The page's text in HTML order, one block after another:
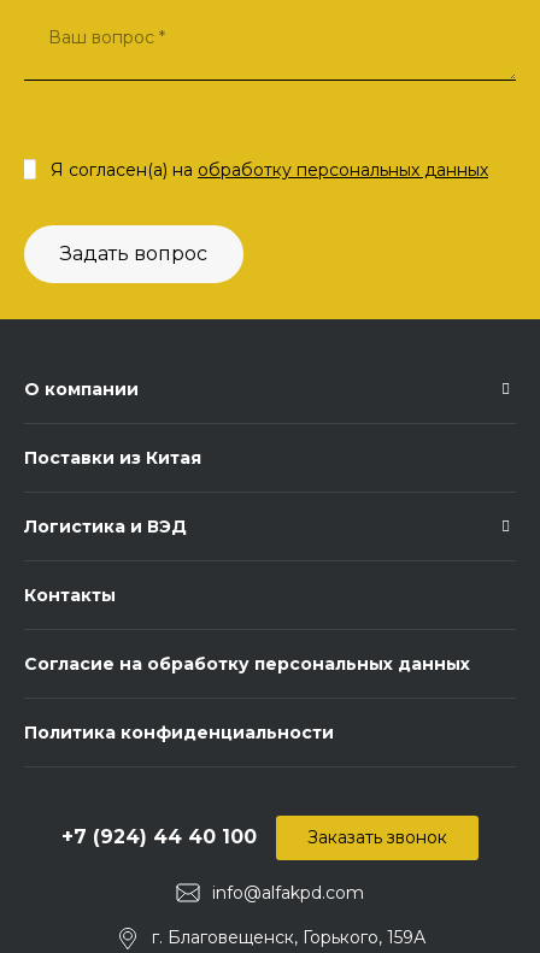
Задать вопрос
Я согласен(а) на обработку персональных данных
О компании
Поставки из Китая
Логистика и ВЭД
Контакты
Согласие на обработку персональных данных
Политика конфиденциальности
info@alfakpd.com
+7 (924) 44 40 100
г. Благовещенск, Горького, 159А
Заказать звонок